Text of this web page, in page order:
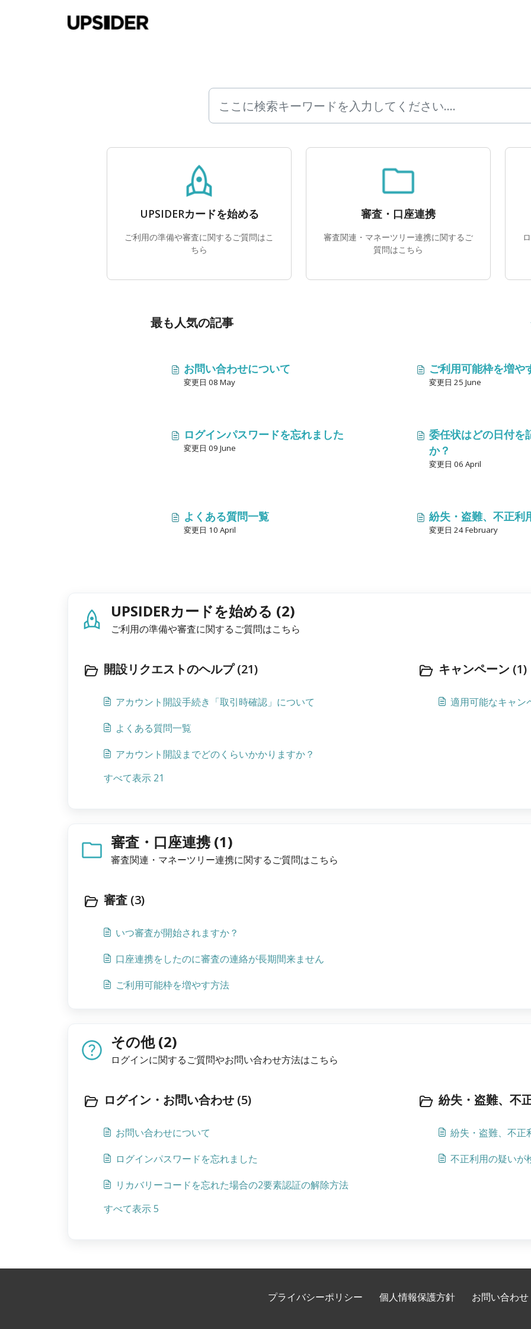
UPSIDERカードを始める
ご利用の準備や審査に関するご質問はこ
ちら
審査・口座連携
審査関連・マネーツリー連携に関するご
質問はこちら
最も人気の記事
お問い合わせについて
変更日 08 May
ご利用可能枠を増や
変更日 25 June
ログインパスワードを忘れました
変更日 09 June
委任状はどの日付を
か？
変更日 06 April
よくある質問一覧
変更日 10 April
紛失・盗難、不正利
変更日 24 February
UPSIDERカードを始める (2)
ご利用の準備や審査に関するご質問はこちら
開設リクエストのヘルプ (21)
アカウント開設手続き「取引時確認」について
よくある質問一覧
アカウント開設までどのくらいかかりますか？
すべて表示 21
キャンペーン (1)
適用可能なキャン
審査・口座連携 (1)
審査関連・マネーツリー連携に関するご質問はこちら
審査 (3)
いつ審査が開始されますか？
口座連携をしたのに審査の連絡が長期間来ません
ご利用可能枠を増やす方法
その他 (2)
ログインに関するご質問やお問い合わせ方法はこちら
ログイン・お問い合わせ (5)
お問い合わせについて
ログインパスワードを忘れました
リカバリーコードを忘れた場合の2要素認証の解除方法
すべて表示 5
紛失・盗難、不
紛失・盗難、不正
不正利用の疑いが
プライバシーポリシー 個人情報保護方針 お問い合わせ